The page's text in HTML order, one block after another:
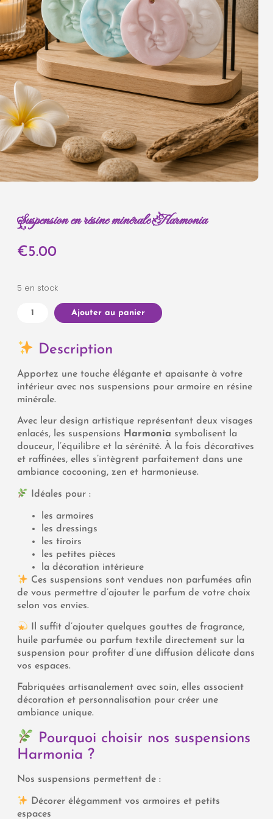
Suspension en résine minérale Harmonia
€5.00
5 en stock
Ajouter au panier
Description
Apportez une touche élégante et apaisante à votre
intérieur avec nos suspensions pour armoire en résine
minérale.
Avec leur design artistique représentant deux visages
enlacés, les suspensions Harmonia symbolisent la
douceur, l’équilibre et la sérénité. À la fois décoratives
et raffinées, elles s’intègrent parfaitement dans une
ambiance cocooning, zen et harmonieuse.
Idéales pour :
les armoires
les dressings
les tiroirs
les petites pièces
la décoration intérieure
Ces suspensions sont vendues non parfumées afin
de vous permettre d’ajouter le parfum de votre choix
selon vos envies.
Il suffit d’ajouter quelques gouttes de fragrance,
huile parfumée ou parfum textile directement sur la
suspension pour profiter d’une diffusion délicate dans
vos espaces.
Fabriquées artisanalement avec soin, elles associent
décoration et personnalisation pour créer une
ambiance unique.
Pourquoi choisir nos suspensions
Harmonia ?
Nos suspensions permettent de :
Décorer élégamment vos armoires et petits
espaces